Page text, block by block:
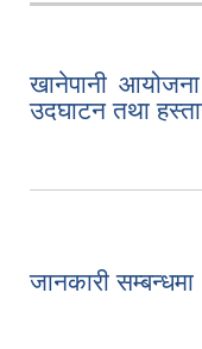
खानेपानी
उदघाटन तथा
जानकारी सम्बन्धमा